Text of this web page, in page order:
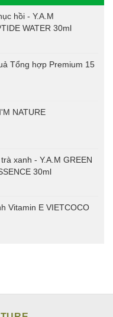
hồi - Y.A.M
WATER 30ml
Tổng hợp Premium 15
NATURE
xanh - Y.A.M GREEN
30ml
Vitamin E VIETCOCO